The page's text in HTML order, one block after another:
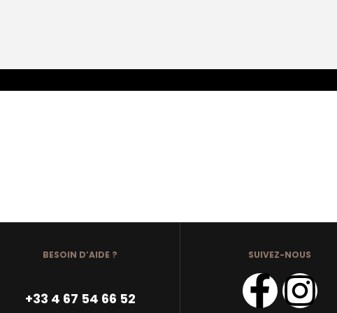
BESOIN D’AIDE ?
+33 4 67 54 66 52
SUIVEZ-NOUS